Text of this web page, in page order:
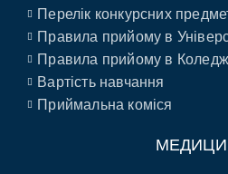
Перелік конкурсних
Правила прийому в
Правила прийому в Коледж
Вартість навчання
Приймальна коміся